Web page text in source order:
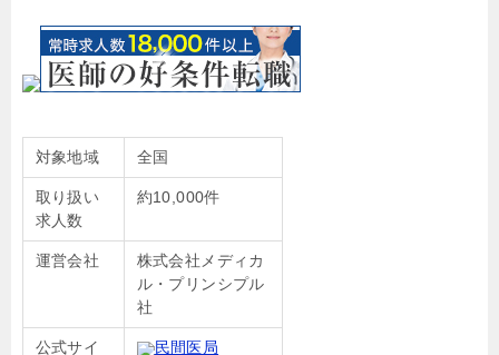
対象地域 全国
取り扱い
求人数
約10,000件
運営会社
株式会社メディカ
ル・プリンシプル
社
公式サイ
民間医局